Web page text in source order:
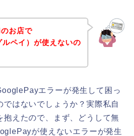
お店で
ペイ）が使えないの
エラーが発生して困っ
ではないでしょうか？実際私自
抱えたので、まず、どうして無
が使えないエラーが発生